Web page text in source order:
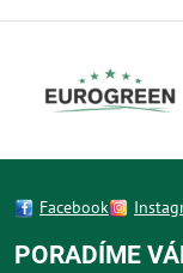
Facebook
PORADÍME